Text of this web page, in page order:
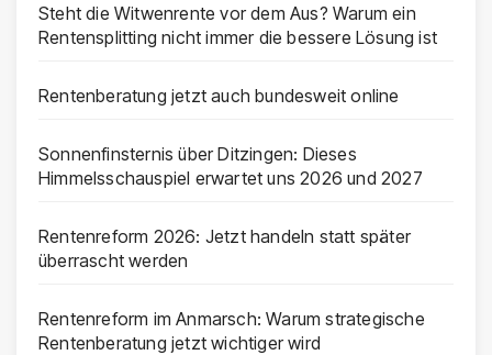
Steht die Witwenrente vor dem Aus? Warum ein
Rentensplitting nicht immer die bessere Lösung ist
Rentenberatung jetzt auch bundesweit online
Sonnenfinsternis über Ditzingen: Dieses
Himmelsschauspiel erwartet uns 2026 und 2027
Rentenreform 2026: Jetzt handeln statt später
überrascht werden
Rentenreform im Anmarsch: Warum strategische
Rentenberatung jetzt wichtiger wird